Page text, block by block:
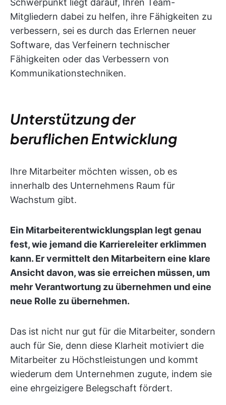
Schwerpunkt liegt darauf, Ihren Team-
Mitgliedern dabei zu helfen, ihre Fähigkeiten zu
verbessern, sei es durch das Erlernen neuer
Software, das Verfeinern technischer
Fähigkeiten oder das Verbessern von
Kommunikationstechniken.
Unterstützung der
beruflichen Entwicklung
Ihre Mitarbeiter möchten wissen, ob es
innerhalb des Unternehmens Raum für
Wachstum gibt.
Ein Mitarbeiterentwicklungsplan legt genau
fest, wie jemand die Karriereleiter erklimmen
kann. Er vermittelt den Mitarbeitern eine klare
Ansicht davon, was sie erreichen müssen, um
mehr Verantwortung zu übernehmen und eine
neue Rolle zu übernehmen.
Das ist nicht nur gut für die Mitarbeiter, sondern
auch für Sie, denn diese Klarheit motiviert die
Mitarbeiter zu Höchstleistungen und kommt
wiederum dem Unternehmen zugute, indem sie
eine ehrgeizigere Belegschaft fördert.